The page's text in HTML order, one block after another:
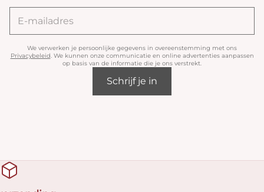
We verwerken je persoonlijke gegevens in overeenstemming met ons
Privacybeleid. We kunnen onze communicatie en online advertenties aanpassen
op basis van de informatie die je ons verstrekt.
Schrijf je in